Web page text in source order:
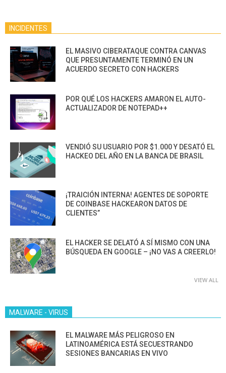
INCIDENTES
EL MASIVO CIBERATAQUE CONTRA CANVAS
QUE PRESUNTAMENTE TERMINÓ EN UN
ACUERDO SECRETO CON HACKERS
POR QUÉ LOS HACKERS AMARON EL AUTO-
ACTUALIZADOR DE NOTEPAD++
VENDIÓ SU USUARIO POR $1.000 Y DESATÓ EL
HACKEO DEL AÑO EN LA BANCA DE BRASIL
¡TRAICIÓN INTERNA! AGENTES DE SOPORTE
DE COINBASE HACKEARON DATOS DE
CLIENTES”
EL HACKER SE DELATÓ A SÍ MISMO CON UNA
BÚSQUEDA EN GOOGLE – ¡NO VAS A CREERLO!
VIEW ALL
MALWARE - VIRUS
EL MALWARE MÁS PELIGROSO EN
LATINOAMÉRICA ESTÁ SECUESTRANDO
SESIONES BANCARIAS EN VIVO